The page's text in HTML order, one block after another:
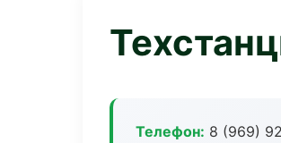
Телефон: 8 (969)